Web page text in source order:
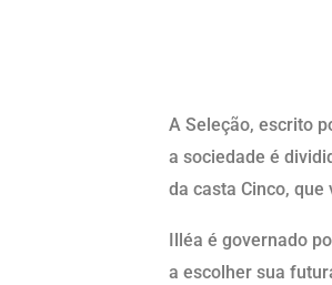
A Seleção, escrito
a sociedade é
da casta Cinco,
Illéa é governado
a escolher sua